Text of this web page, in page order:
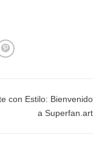
con Estilo: Bienvenido
a Superfan.art